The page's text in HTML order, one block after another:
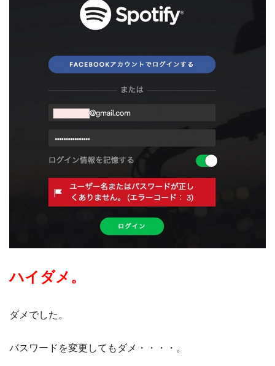
ハイダメ。
ダメでした。
パスワードを変更してもダメ・・・・。